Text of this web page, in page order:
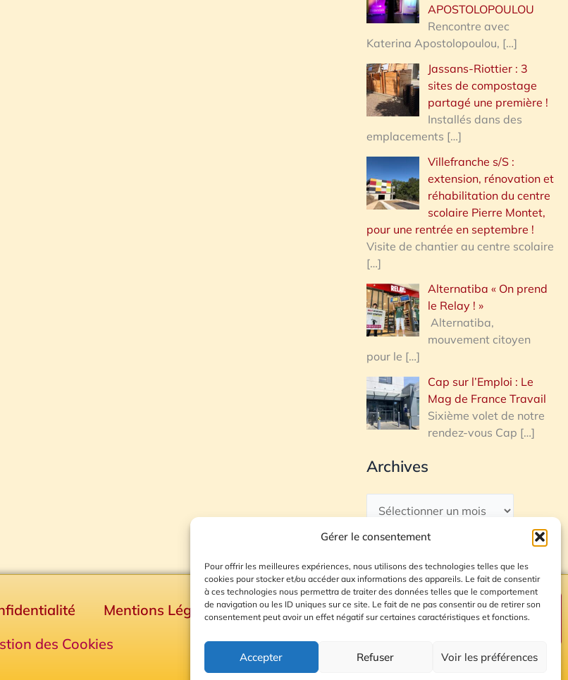
Gérer le consentement
Pour offrir les meilleures expériences, nous utilisons des technologies telles que les
cookies pour stocker et/ou accéder aux informations des appareils. Le fait de consentir
à ces technologies nous permettra de traiter des données telles que le comportement
de navigation ou les ID uniques sur ce site. Le fait de ne pas consentir ou de retirer son
consentement peut avoir un effet négatif sur certaines caractéristiques et fonctions.
Accepter Refuser Voir les préférences
APOSTOLOPOULOU
Rencontre avec
Katerina Apostolopoulou, […]
Jassans-Riottier : 3
sites de compostage
partagé une première !
Installés dans des
emplacements […]
Villefranche s/S :
extension, rénovation et
réhabilitation du centre
scolaire Pierre Montet,
pour une rentrée en septembre !
Visite de chantier au centre scolaire
[…]
Alternatiba « On prend
le Relay ! »
Alternatiba,
mouvement citoyen
pour le […]
Cap sur l’Emploi : Le
Mag de France Travail
Sixième volet de notre
rendez-vous Cap […]
Archives
Mentions Légales
Plan du site
des Cookies